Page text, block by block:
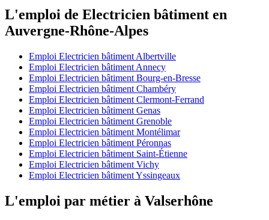
L'emploi de Electricien bâtiment en
Auvergne-Rhône-Alpes
Emploi Electricien bâtiment Albertville
Emploi Electricien bâtiment Annecy
Emploi Electricien bâtiment Bourg-en-Bresse
Emploi Electricien bâtiment Chambéry
Emploi Electricien bâtiment Clermont-Ferrand
Emploi Electricien bâtiment Genas
Emploi Electricien bâtiment Grenoble
Emploi Electricien bâtiment Montélimar
Emploi Electricien bâtiment Péronnas
Emploi Electricien bâtiment Saint-Étienne
Emploi Electricien bâtiment Vichy
Emploi Electricien bâtiment Yssingeaux
L'emploi par métier à Valserhône